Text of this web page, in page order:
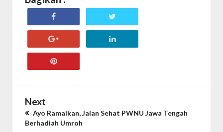
Next
Ayo Ramaikan, Jalan Sehat PWNU Jawa Tengah
Berhadiah Umroh